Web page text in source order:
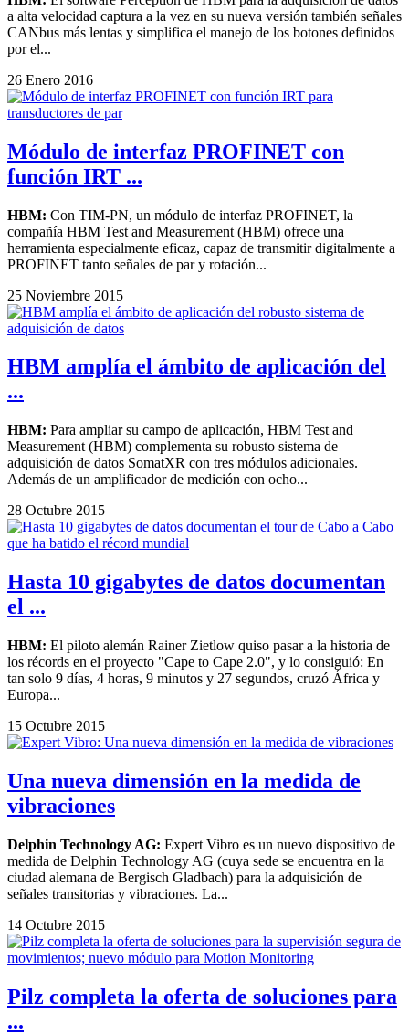
a alta velocidad captura a la vez en su nueva versión también señales
CANbus más lentas y simplifica el manejo de los botones definidos
por el...
26 Enero 2016
Módulo de interfaz PROFINET con
función IRT ...
HBM: Con TIM-PN, un módulo de interfaz PROFINET, la
compañía HBM Test and Measurement (HBM) ofrece una
herramienta especialmente eficaz, capaz de transmitir digitalmente a
PROFINET tanto señales de par y rotación...
25 Noviembre 2015
HBM amplía el ámbito de aplicación del
...
HBM: Para ampliar su campo de aplicación, HBM Test and
Measurement (HBM) complementa su robusto sistema de
adquisición de datos SomatXR con tres módulos adicionales.
Además de un amplificador de medición con ocho...
28 Octubre 2015
Hasta 10 gigabytes de datos documentan
el ...
HBM: El piloto alemán Rainer Zietlow quiso pasar a la historia de
los récords en el proyecto "Cape to Cape 2.0", y lo consiguió: En
tan solo 9 días, 4 horas, 9 minutos y 27 segundos, cruzó África y
Europa...
15 Octubre 2015
Una nueva dimensión en la medida de
vibraciones
Delphin Technology AG: Expert Vibro es un nuevo dispositivo de
medida de Delphin Technology AG (cuya sede se encuentra en la
ciudad alemana de Bergisch Gladbach) para la adquisición de
señales transitorias y vibraciones. La...
14 Octubre 2015
Pilz completa la oferta de soluciones para
...